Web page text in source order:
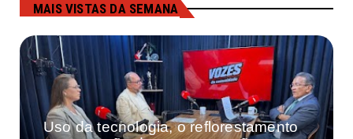
MAIS VISTAS DA SEMANA
Uso da tecnologia, o reflorestamento